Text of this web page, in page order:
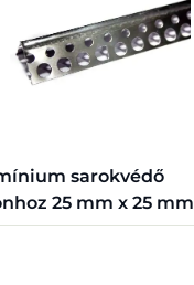
sarokvédő
25 mm x 25 mm